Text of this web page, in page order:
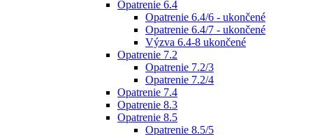
Opatrenie 6.4
Opatrenie 6.4/6 - ukončené
Opatrenie 6.4/7 - ukončené
Výzva 6.4-8 ukončené
Opatrenie 7.2
Opatrenie 7.2/3
Opatrenie 7.2/4
Opatrenie 7.4
Opatrenie 8.3
Opatrenie 8.5
Opatrenie 8.5/5